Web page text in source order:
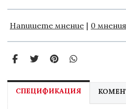
Напишете мнение | 0 мнения
СПЕЦИФИКАЦИЯ